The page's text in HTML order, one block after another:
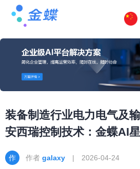
装备制造行业电力电气及
安西瑞控制技术：金蝶AI
流程自动化率达到98%
作者 galaxy | 2026-04-24